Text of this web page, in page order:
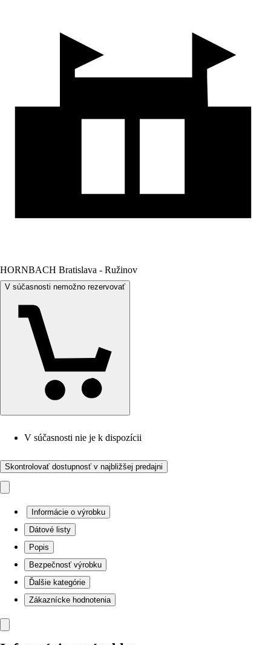
HORNBACH Bratislava - Ružinov
V súčasnosti nemožno rezervovať
V súčasnosti nie je k dispozícii
Skontrolovať dostupnosť v najbližšej predajni
Informácie o výrobku
Dátové listy
Popis
Bezpečnosť výrobku
Ďalšie kategórie
Zákaznícke hodnotenia